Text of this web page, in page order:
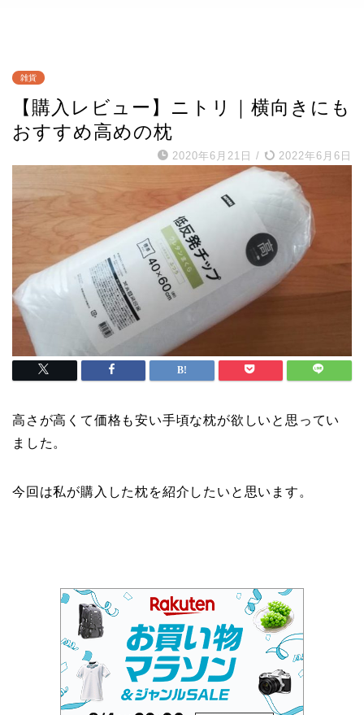
雑貨
【購入レビュー】ニトリ｜横向きにも
おすすめ高めの枕
2020年6月21日 / 2022年6月6日
高さが高くて価格も安い手頃な枕が欲しいと思ってい
ました。
今回は私が購入した枕を紹介したいと思います。